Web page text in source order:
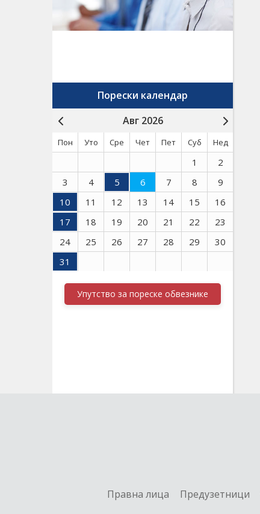
Порески календар
Авг 2026
Пон Уто Сре Чет Пет Суб Нед
1
2
3
4 5 6 7 8
9
10
11 12 13 14 15
16
17
18 19 20 21 22
23
24
25 26 27 28 29
30
31
Упутство за пореске обвезнике
Правна лица Предузетници